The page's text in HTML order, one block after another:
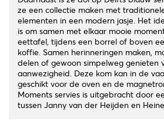
ze een collectie maken met
elementen in een modern jasje. Het
is om samen met elkaar mooie
eettafel, tijdens een borrel of boven
koffie. Samen herinneringen maken,
delen of gewoon simpelweg genieten
aanwezigheid. Deze kom kan in de
geschikt voor de oven en de
Moments servies is uitgebracht door
tussen Janny van der Heijden en